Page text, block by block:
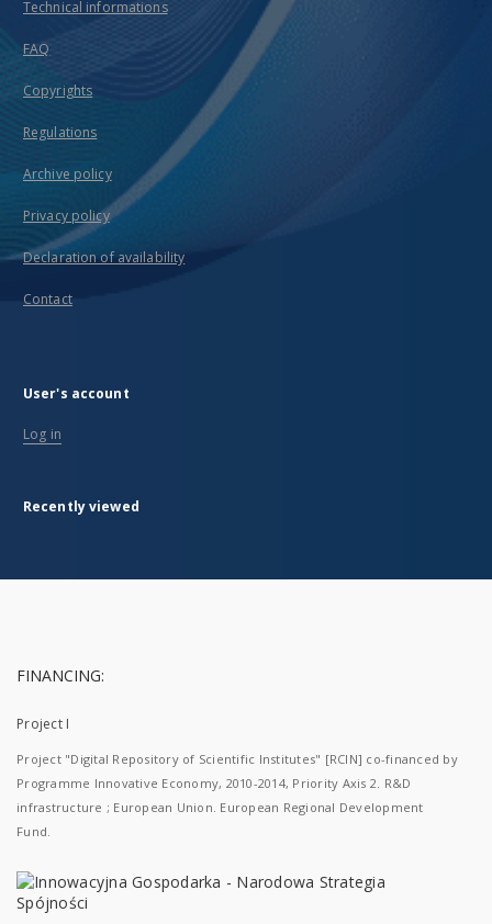
Technical informations
FAQ
Copyrights
Regulations
Archive policy
Privacy policy
Declaration of availability
Contact
User's account
Log in
Recently viewed
FINANCING:
Project I
Project "Digital Repository of Scientific Institutes" [RCIN] co-financed by
Programme Innovative Economy, 2010-2014, Priority Axis 2. R&D
infrastructure ; European Union. European Regional Development
Fund.